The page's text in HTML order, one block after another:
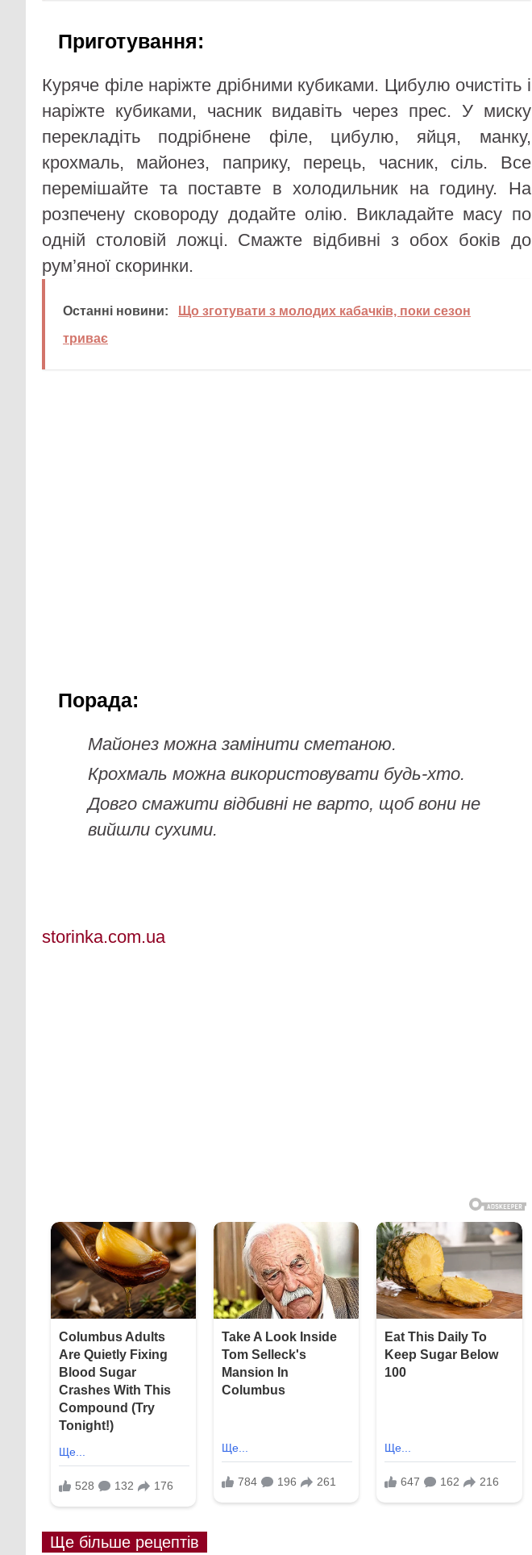
Приготування:
Куряче філе наріжте дрібними кубиками. Цибулю очистіть і
наріжте кубиками, часник видавіть через прес. У миску
перекладіть подрібнене філе, цибулю, яйця, манку,
крохмаль, майонез, паприку, перець, часник, сіль. Все
перемішайте та поставте в холодильник на годину. На
розпечену сковороду додайте олію. Викладайте масу по
одній столовій ложці. Смажте відбивні з обох боків до
рум’яної скоринки.
Останні новини:
Що зготувати з молодих кабачків, поки сезон
триває
Порада:
Майонез можна замінити сметаною.
Крохмаль можна використовувати будь-хто.
Довго смажити відбивні не варто, щоб вони не
вийшли сухими.
storinka.com.ua
Ще більше рецептів